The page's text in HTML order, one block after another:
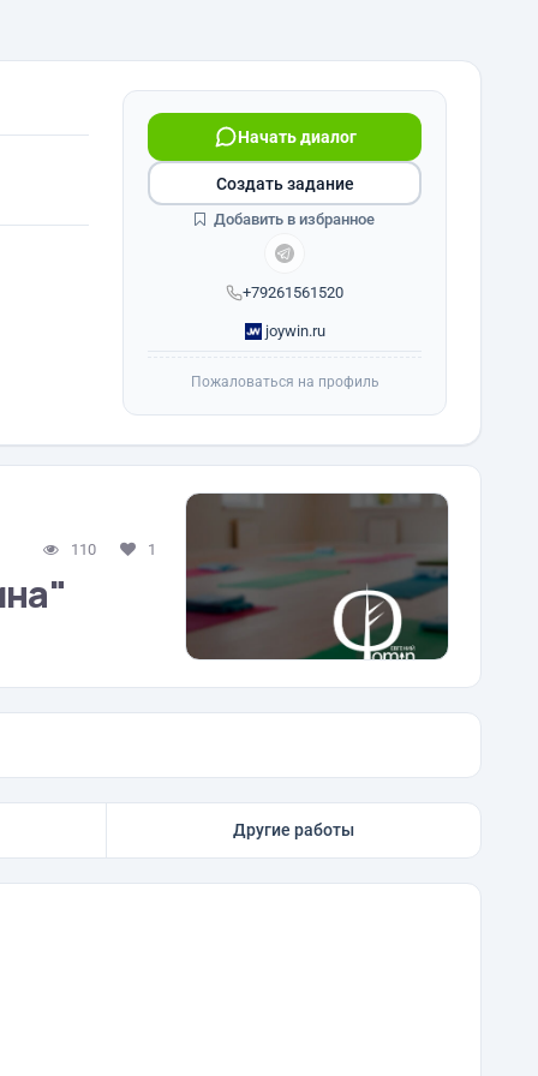
+79261561520
Начать диалог
joywin.ru
Создать задание
Добавить в избранное
Пожаловаться на профиль
110 1
Другие работы